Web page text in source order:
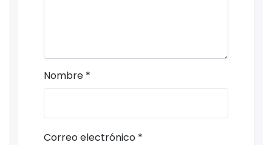
Nombre *
Correo electrónico *